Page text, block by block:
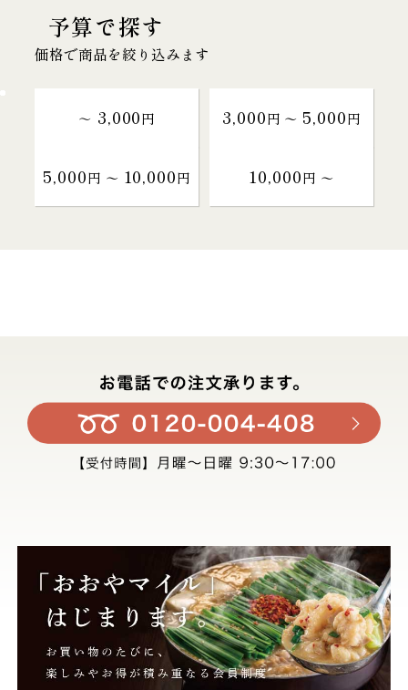
予算で探す
価格で商品を絞り込みます
～ 3,000円 3,000円 〜 5,000円
5,000円 〜 10,000円 10,000円 〜